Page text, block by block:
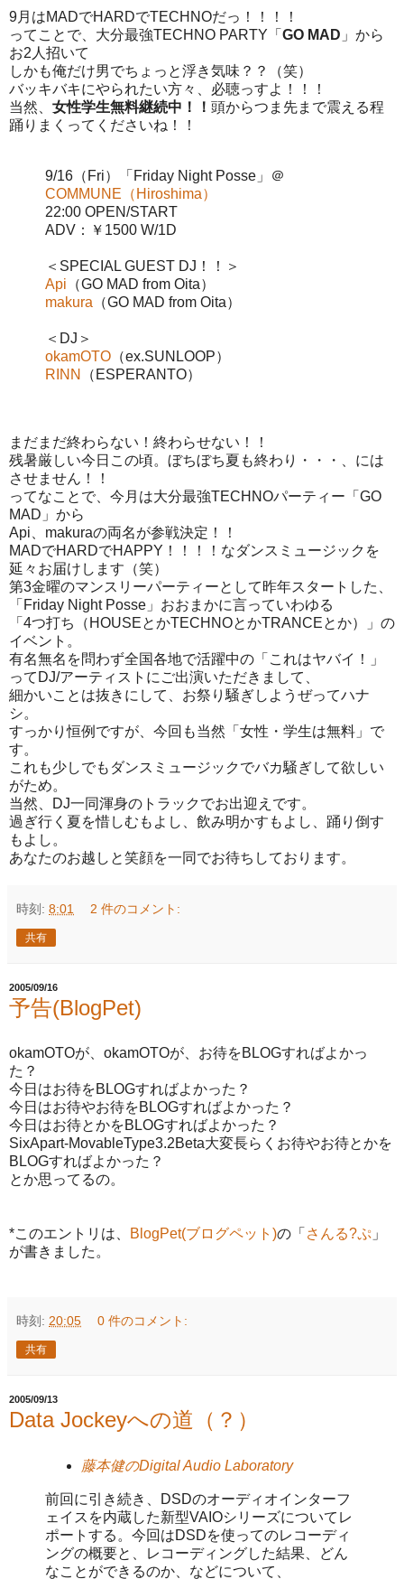
9月はMADでHARDでTECHNOだっ！！！！
ってことで、大分最強TECHNO PARTY「 GO MAD 」から
お2人招いて
しかも俺だけ男でちょっと浮き気味？？（笑）
バッキバキにやられたい方々、必聴っすよ！！！
当然、 女性学生無料継続中！！ 頭からつま先まで震える程
踊りまくってくださいね！！
9/16（Fri）「Friday Night Posse」＠
COMMUNE（Hiroshima）
22:00 OPEN/START
ADV：￥1500 W/1D
＜SPECIAL GUEST DJ！！＞
Api （GO MAD from Oita）
makura （GO MAD from Oita）
＜DJ＞
okamOTO （ex.SUNLOOP）
RINN
（ESPERANTO）
まだまだ終わらない！終わらせない！！
残暑厳しい今日この頃。ぼちぼち夏も終わり・・・、には
させません！！
ってなことで、今月は大分最強TECHNOパーティー「GO
MAD」から
Api、makuraの両名が参戦決定！！
MADでHARDでHAPPY！！！！なダンスミュージックを
延々お届けします（笑）
第3金曜のマンスリーパーティーとして昨年スタートした、
「Friday Night Posse」おおまかに言っていわゆる
「4つ打ち（HOUSEとかTECHNOとかTRANCEとか）」の
イベント。
有名無名を問わず全国各地で活躍中の「これはヤバイ！」
ってDJ/アーティストにご出演いただきまして、
細かいことは抜きにして、お祭り騒ぎしようぜってハナ
シ。
すっかり恒例ですが、今回も当然「女性・学生は無料」で
す。
これも少しでもダンスミュージックでバカ騒ぎして欲しい
がため。
当然、DJ一同渾身のトラックでお出迎えです。
過ぎ行く夏を惜しむもよし、飲み明かすもよし、踊り倒す
もよし。
あなたのお越しと笑顔を一同でお待ちしております。
時刻: 8:01 2 件のコメント:
共有
2005/09/16
予告(BlogPet)
okamOTOが、okamOTOが、お待をBLOGすればよかっ
た？
今日はお待をBLOGすればよかった？
今日はお待やお待をBLOGすればよかった？
今日はお待とかをBLOGすればよかった？
SixApart-MovableType3.2Beta大変長らくお待やお待とかを
BLOGすればよかった？
とか思ってるの。
*このエントリは、 BlogPet(ブログペット)の「 さんる?ぷ 」
が書きました。
時刻: 20:05 0 件のコメント:
共有
2005/09/13
Data Jockeyへの道（？）
藤本健のDigital Audio Laboratory
前回に引き続き、DSDのオーディオインターフ
ェイスを内蔵した新型VAIOシリーズについてレ
ポートする。今回はDSDを使ってのレコーディ
ングの概要と、レコーディングした結果、どん
なことができるのか、などについて、